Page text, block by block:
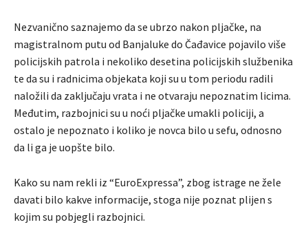
Nezvanično saznajemo da se ubrzo nakon pljačke, na
magistralnom putu od Banjaluke do Čađavice pojavilo više
policijskih patrola i nekoliko desetina policijskih službenika
te da su i radnicima objekata koji su u tom periodu radili
naložili da zaključaju vrata i ne otvaraju nepoznatim licima.
Međutim, razbojnici su u noći pljačke umakli policiji, a
ostalo je nepoznato i koliko je novca bilo u sefu, odnosno
da li ga je uopšte bilo.
Kako su nam rekli iz “EuroExpressa”, zbog istrage ne žele
davati bilo kakve informacije, stoga nije poznat plijen s
kojim su pobjegli razbojnici.